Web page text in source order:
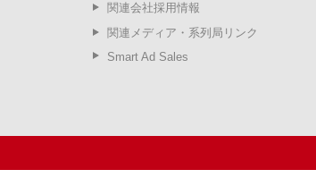
関連会社採用情報
関連メディア・系列局リンク
Smart Ad Sales